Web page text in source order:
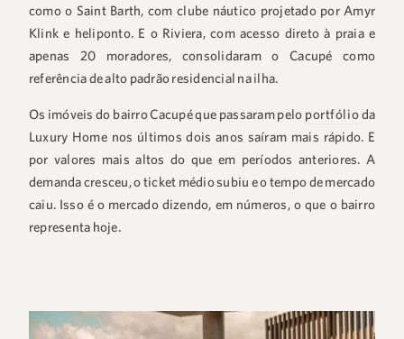
como o Saint Barth, com clube náutico projetado por Amyr
Klink e heliponto. E o Riviera, com acesso direto à praia e
apenas 20 moradores, consolidaram o Cacupé como
referência de alto padrão residencial na ilha.
Os imóveis do bairro Cacupé que passaram pelo portfólioda
Luxury Home nos últimos dois anos saíram mais rápido. E
por valores mais altos do que em períodos anteriores. A
demanda cresceu, o ticket médio subiu e o tempo de mercado
caiu. Isso é o mercado dizendo, em números, o que o bairro
representa hoje.